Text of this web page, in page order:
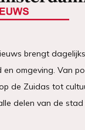
brengt
omgeving. Van
de Zuidas tot
delen van de stad